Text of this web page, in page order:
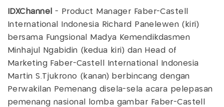
IDXChannel -
Product Manager Faber-Castell
International Indonesia Richard Panelewen (kiri)
bersama Fungsional Madya Kemendikdasmen
Minhajul Ngabidin (kedua kiri) dan Head of
Marketing Faber-Castell International Indonesia
Martin S.Tjukrono (kanan) berbincang dengan
Perwakilan Pemenang disela-sela acara pelepasan
pemenang nasional lomba gambar Faber-Castell